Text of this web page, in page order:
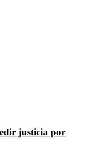
justicia por